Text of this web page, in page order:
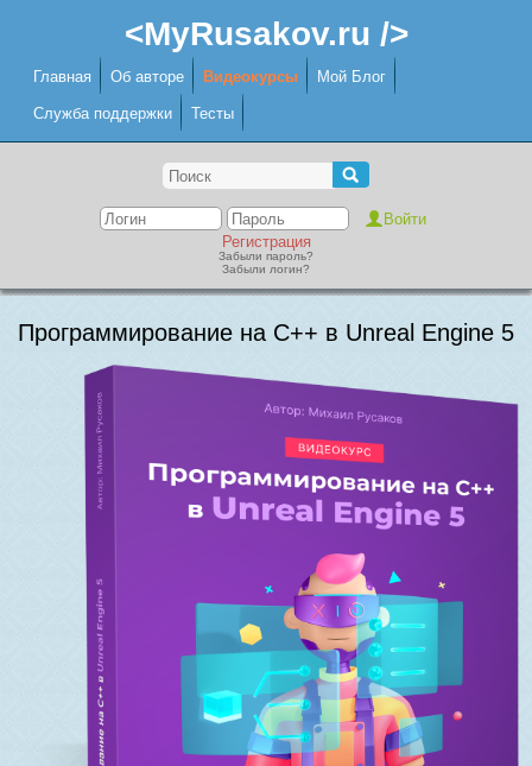
<MyRusakov.ru />
Главная Об авторе Видеокурсы Мой Блог
Служба поддержки Тесты
Регистрация
Забыли пароль?
Забыли логин?
Программирование на C++ в Unreal Engine 5